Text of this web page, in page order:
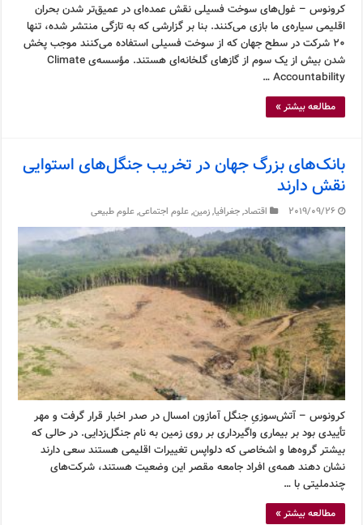
کرونوس – غول‌های سوخت فسیلی نقش عمده‌ای در عمیق‌تر شدن بحران
اقلیمی سیاره‌ی ما بازی می‌کنند. بنا بر گزارشی که به تازگی منتشر شده، تنها
۲۰ شرکت در سطح جهان که از سوخت فسیلی استفاده می‌کنند موجب پخش
شدن بیش از یک سوم از گازهای گلخانه‌ای هستند. مؤسسه‌ی Climate
Accountability …
مطالعه بیشتر »
بانک‌های بزرگ جهان در تخریب جنگل‌های استوایی
نقش دارند
2019/09/26 اقتصاد,جغرافیا,زمین,علوم اجتماعی,علوم طبیعی
کرونوس – آتش‌سوزیِ جنگل آمازون امسال در صدر اخبار قرار گرفت و مهر
تأییدی بود بر بیماری واگیرداری بر روی زمین به نام جنگل‌زدایی. در حالی که
بیشتر گروه‌ها و اشخاصی که دلواپس تغییرات اقلیمی هستند سعی دارند
نشان دهند همه‌ی افراد جامعه مقصر این وضعیت هستند، شرکت‌های
چندملیتی با …
مطالعه بیشتر »